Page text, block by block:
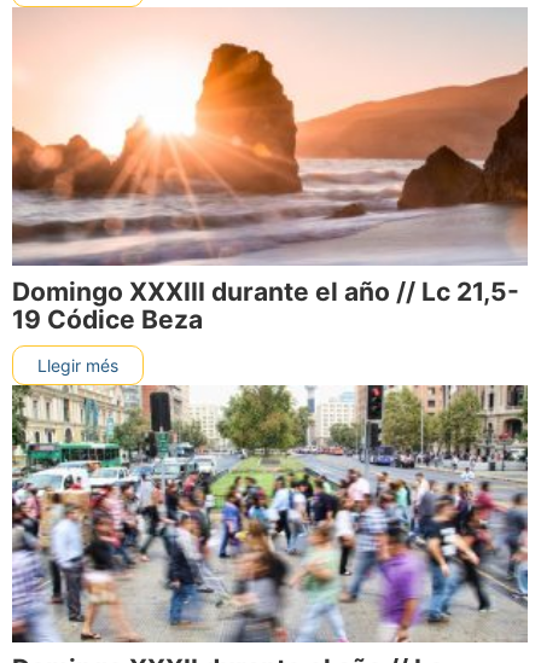
Domingo XXXIII durante el año // Lc 21,5-
19 Códice Beza
Llegir més